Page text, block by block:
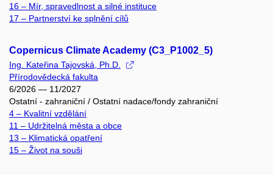
16 – Mír, spravedlnost a silné instituce
17 – Partnerství ke splnění cílů
Copernicus Climate Academy (C3_P1002_5)
Ing. Kateřina Tajovská, Ph.D.
Přírodovědecká fakulta
6/2026 — 11/2027
Ostatní - zahraniční / Ostatní nadace/fondy zahraniční
4 – Kvalitní vzdělání
11 – Udržitelná města a obce
13 – Klimatická opatření
15 – Život na souši